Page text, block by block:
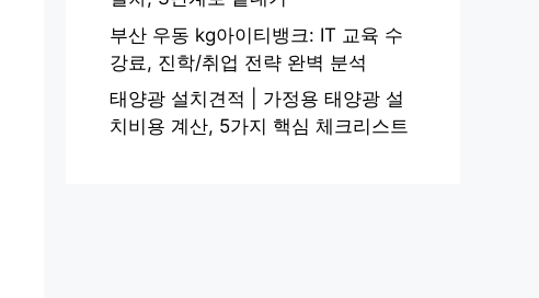
부산 우동 kg아이티뱅크: IT 교육 수
강료, 진학/취업 전략 완벽 분석
태양광 설치견적 | 가정용 태양광 설
치비용 계산, 5가지 핵심 체크리스트